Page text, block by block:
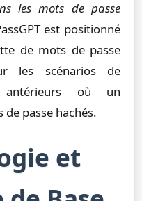
les mots de passe
est positionné
de mots de passe
les scénarios de
antérieurs où un
passe hachés.
et